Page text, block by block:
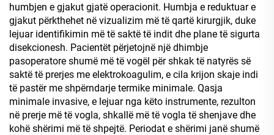
humbjen e gjakut gjatë operacionit. Humbja e reduktuar e
gjakut përkthehet në vizualizim më të qartë kirurgjik, duke
lejuar identifikimin më të saktë të indit dhe plane të sigurta
disekcionesh. Pacientët përjetojnë një dhimbje
pasoperatore shumë më të vogël për shkak të natyrës së
saktë të prerjes me elektrokoagulim, e cila krijon skaje indi
të pastër me shpërndarje termike minimale. Qasja
minimale invasive, e lejuar nga këto instrumente, rezulton
në prerje më të vogla, shkallë më të vogla të shenjave dhe
kohë shërimi më të shpejtë. Periodat e shërimi janë shumë